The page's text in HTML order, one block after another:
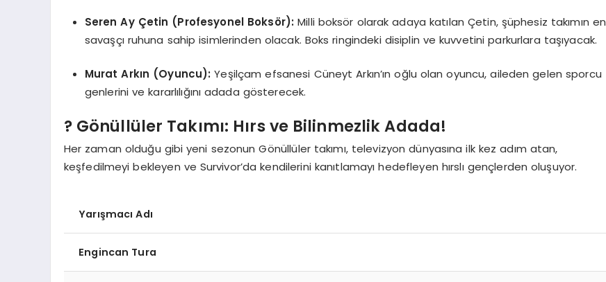
Seren Ay Çetin (Profesyonel Boksör): Milli boksör olarak adaya katılan Çetin, şüphesiz takımın en
savaşçı ruhuna sahip isimlerinden olacak. Boks ringindeki disiplin ve kuvvetini parkurlara taşıyacak.
Murat Arkın (Oyuncu): Yeşilçam efsanesi Cüneyt Arkın’ın oğlu olan oyuncu, aileden gelen sporcu
genlerini ve kararlılığını adada gösterecek.
? Gönüllüler Takımı: Hırs ve Bilinmezlik Adada!
Her zaman olduğu gibi yeni sezonun Gönüllüler takımı, televizyon dünyasına ilk kez adım atan,
keşfedilmeyi bekleyen ve Survivor’da kendilerini kanıtlamayı hedefleyen hırslı gençlerden oluşuyor.
Yarışmacı Adı
Engincan Tura